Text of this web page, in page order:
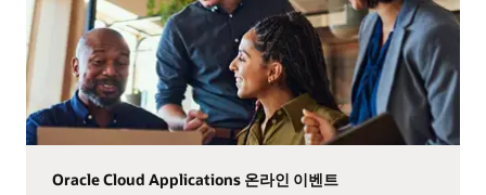
Oracle Cloud Applications 온라인 이벤트